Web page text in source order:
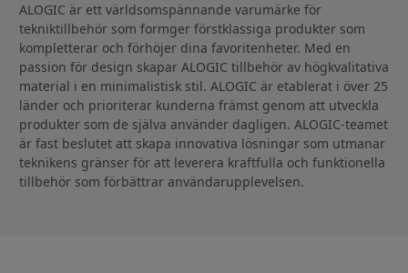
ALOGIC är ett världsomspännande varumärke för
tekniktillbehör som formger förstklassiga produkter som
kompletterar och förhöjer dina favoritenheter. Med en
passion för design skapar ALOGIC tillbehör av högkvalitativa
material i en minimalistisk stil. ALOGIC är etablerat i över 25
länder och prioriterar kunderna främst genom att utveckla
produkter som de själva använder dagligen. ALOGIC-teamet
är fast beslutet att skapa innovativa lösningar som utmanar
teknikens gränser för att leverera kraftfulla och funktionella
tillbehör som förbättrar användarupplevelsen.